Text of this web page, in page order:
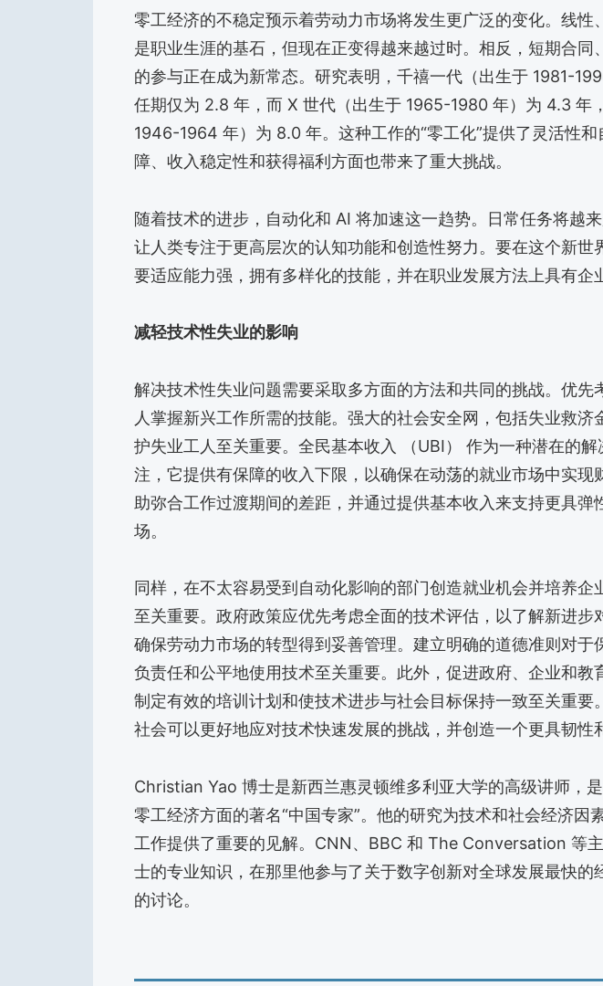
零工经济的不稳定预示着劳动力市场将发生更广泛的变化。线性
是职业生涯的基石，但现在正变得越来越过时。相反，短期合同
的参与正在成为新常态。研究表明，千禧一代（出生于 1981-
任期仅为 2.8 年，而 X 世代（出生于 1965-1980 年）为 4.3 年
1946-1964 年）为 8.0 年。这种工作的“零工化”提供了灵活性
障、收入稳定性和获得福利方面也带来了重大挑战。
随着技术的进步，自动化和 AI 将加速这一趋势。日常任务将越
让人类专注于更高层次的认知功能和创造性努力。要在这个新世
要适应能力强，拥有多样化的技能，并在职业发展方法上具有企
减轻技术性失业的影响
解决技术性失业问题需要采取多方面的方法和共同的挑战。优先
人掌握新兴工作所需的技能。强大的社会安全网，包括失业救济
护失业工人至关重要。全民基本收入 （UBI） 作为一种潜在的
注，它提供有保障的收入下限，以确保在动荡的就业市场中实现
助弥合工作过渡期间的差距，并通过提供基本收入来支持更具弹
场。
同样，在不太容易受到自动化影响的部门创造就业机会并培养企
至关重要。政府政策应优先考虑全面的技术评估，以了解新进步
确保劳动力市场的转型得到妥善管理。建立明确的道德准则对于
负责任和公平地使用技术至关重要。此外，促进政府、企业和教
制定有效的培训计划和使技术进步与社会目标保持一致至关重要
社会可以更好地应对技术快速发展的挑战，并创造一个更具韧性
Christian Yao 博士是新西兰惠灵顿维多利亚大学的高级讲师，
零工经济方面的著名“中国专家”。他的研究为技术和社会经济因
工作提供了重要的见解。CNN、BBC 和 The Conversation 等
士的专业知识，在那里他参与了关于数字创新对全球发展最快的
的讨论。